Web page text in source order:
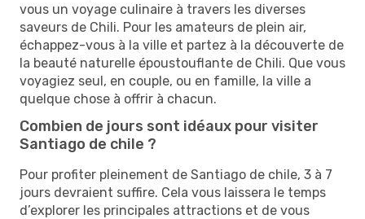
vous un voyage culinaire à travers les diverses
saveurs de Chili. Pour les amateurs de plein air,
échappez-vous à la ville et partez à la découverte de
la beauté naturelle époustouflante de Chili. Que vous
voyagiez seul, en couple, ou en famille, la ville a
quelque chose à offrir à chacun.
Combien de jours sont idéaux pour visiter
Santiago de chile ?
Pour profiter pleinement de Santiago de chile, 3 à 7
jours devraient suffire. Cela vous laissera le temps
d’explorer les principales attractions et de vous